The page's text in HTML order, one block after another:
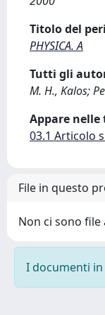
Titolo del
PHYSICA. A
Tutti gli
M. H., Kalos;
Appare nelle
03.1 Articolo
File in questo
Non ci sono
I documenti